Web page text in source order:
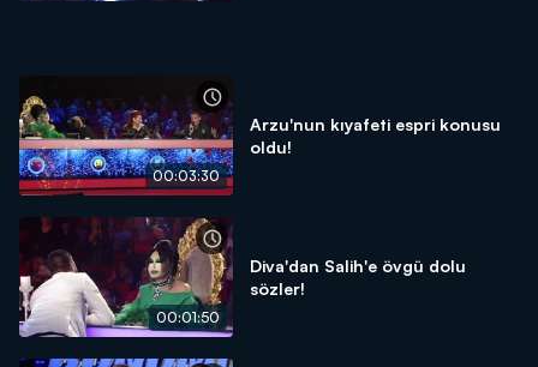
00:03:30
Arzu'nun kıyafeti espri konusu
oldu!
00:01:50
Diva'dan Salih'e övgü dolu
sözler!